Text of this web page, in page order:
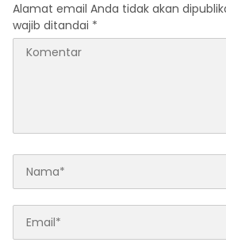
Alamat email Anda tidak akan
wajib ditandai *